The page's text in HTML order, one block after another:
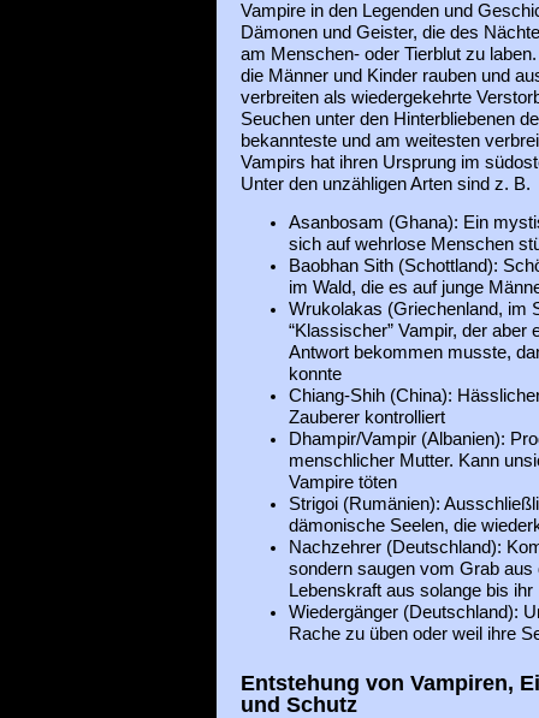
Vampire in den Legenden und
Dämonen und Geister, die des
am Menschen- oder Tierblut zu
die Männer und Kinder rauben und
verbreiten als wiedergekehrte
Seuchen unter den Hinterbliebenen
bekannteste und am weitesten
Vampirs hat ihren Ursprung im
Unter den unzähligen Arten sind z. B.
Asanbosam (Ghana): Ein
sich auf wehrlose Menschen
Baobhan Sith (Schottland):
im Wald, die es auf junge
Wrukolakas (Griechenland, im
“Klassischer” Vampir, der aber
Antwort bekommen musste,
konnte
Chiang-Shih (China):
Zauberer kontrolliert
Dhampir/Vampir (Albanien):
menschlicher Mutter. Kann
Vampire töten
Strigoi (Rumänien):
dämonische Seelen, die
Nachzehrer (Deutschland):
sondern saugen vom Grab aus
Lebenskraft aus solange bis
Wiedergänger (Deutschland):
Rache zu üben oder weil ihre
Entstehung von Vampiren,
und Schutz